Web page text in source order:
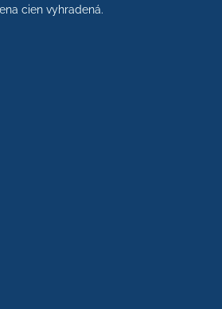
cien vyhradená.